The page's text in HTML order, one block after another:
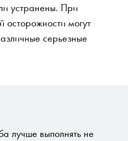
устранены. При
могут
серьезные
лучше выполнять не